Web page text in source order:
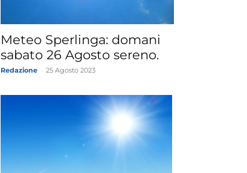
Meteo Sperlinga: domani
sabato 26 Agosto sereno.
Redazione 25 Agosto 2023